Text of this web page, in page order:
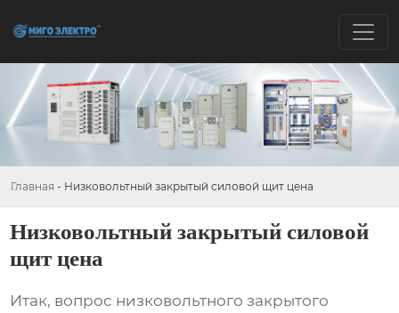
Главная - Низковольтный закрытый силовой щит цена
Низковольтный закрытый силовой
щит цена
Итак, вопрос низковольтного закрытого